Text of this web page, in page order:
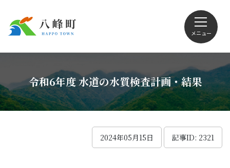
メニュー
Foreign language
令和6年度 水道の水質検査計画・結果
2024年05月15日 記事ID: 2321